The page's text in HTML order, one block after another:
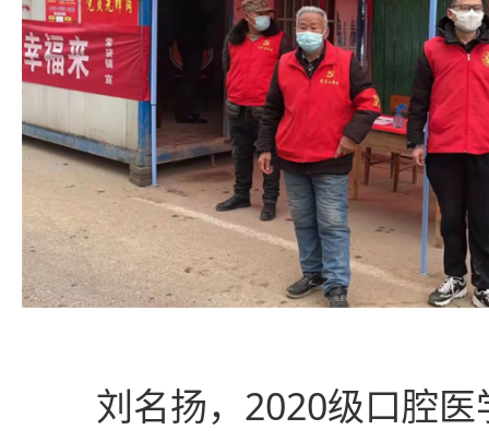
刘名扬，2020级口腔